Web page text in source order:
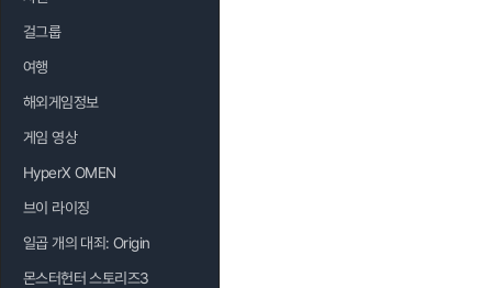
걸그룹
여행
해외게임정보
게임 영상
HyperX OMEN
브이 라이징
일곱 개의 대죄: Origin
몬스터헌터 스토리즈3